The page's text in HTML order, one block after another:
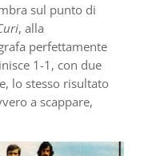
sul punto di
, alla
perfettamente
1-1, con due
lo stesso risultato
a scappare,